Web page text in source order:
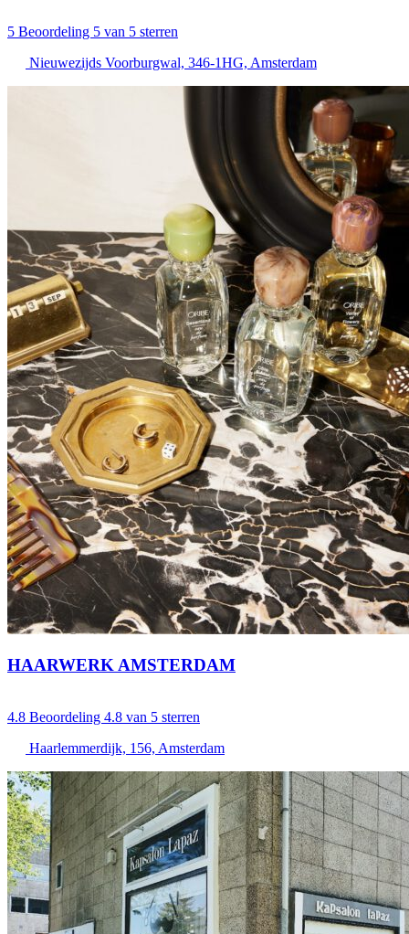
5 Beoordeling 5 van 5 sterren
Nieuwezijds Voorburgwal, 346-1HG, Amsterdam
HAARWERK AMSTERDAM
4.8 Beoordeling 4.8 van 5 sterren
Haarlemmerdijk, 156, Amsterdam